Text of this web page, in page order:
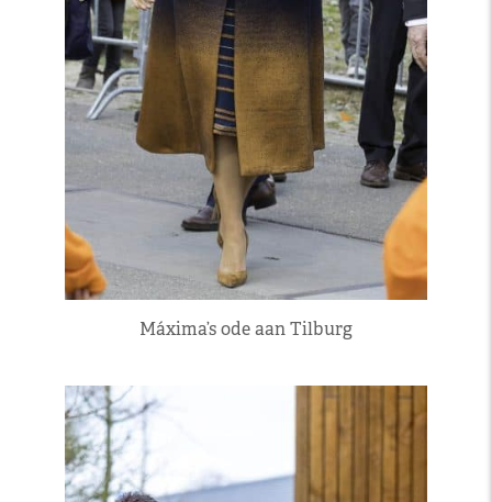
Máxima’s ode aan Tilburg